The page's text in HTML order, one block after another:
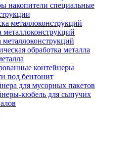
накопители специальные
металлоконструкций
металлоконструкций
металлоконструкций
обработка металла
контейнеры
под бентонит
для мусорных пакетов
кюбель для сыпучих